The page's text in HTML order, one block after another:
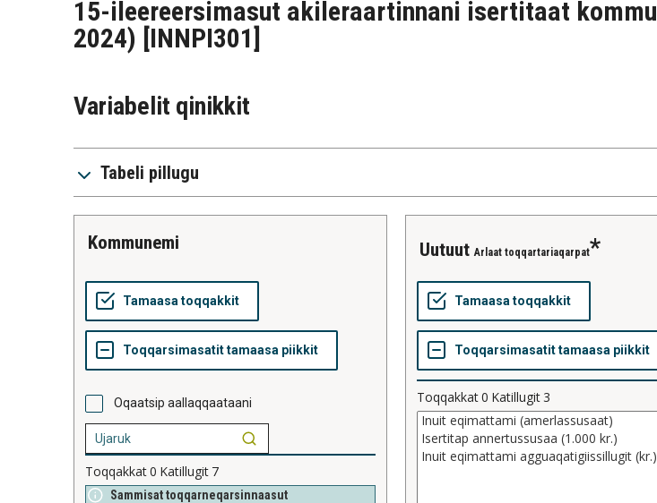
15-ileereersimasut akileraartinnani isertitaat
2024) [INNPI301]
Variabelit qinikkit
Tabeli pillugu
kommunemi
Oqaatsip aallaqqaataani
Toqqakkat0 Katillugit 7
Sammisat toqqarneqarsinnaasut
uutuut Arlaat toqqartariaqarpat
Toqqakkat0 Katillugit3